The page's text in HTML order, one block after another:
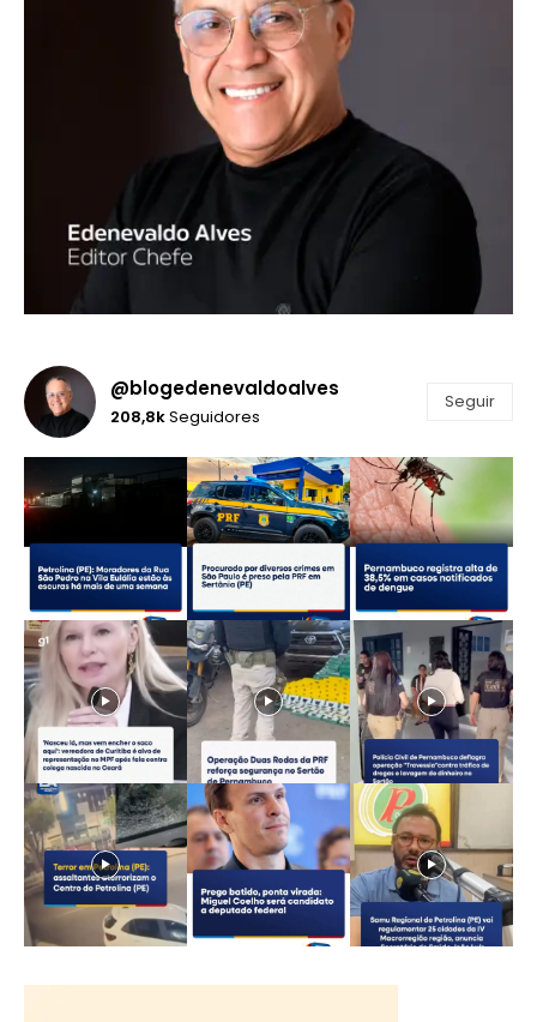
@blogedenevaldoalves
208,8kSeguidores
Seguir